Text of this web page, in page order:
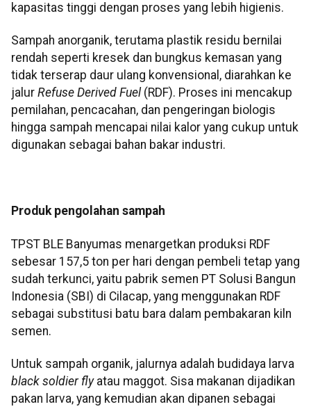
kapasitas tinggi dengan proses yang lebih higienis.
Sampah anorganik, terutama plastik residu bernilai
rendah seperti kresek dan bungkus kemasan yang
tidak terserap daur ulang konvensional, diarahkan ke
jalur Refuse Derived Fuel (RDF). Proses ini mencakup
pemilahan, pencacahan, dan pengeringan biologis
hingga sampah mencapai nilai kalor yang cukup untuk
digunakan sebagai bahan bakar industri.
Produk pengolahan sampah
TPST BLE Banyumas menargetkan produksi RDF
sebesar 157,5 ton per hari dengan pembeli tetap yang
sudah terkunci, yaitu pabrik semen PT Solusi Bangun
Indonesia (SBI) di Cilacap, yang menggunakan RDF
sebagai substitusi batu bara dalam pembakaran kiln
semen.
Untuk sampah organik, jalurnya adalah budidaya larva
black soldier flyatau maggot. Sisa makanan dijadikan
pakan larva, yang kemudian akan dipanen sebagai